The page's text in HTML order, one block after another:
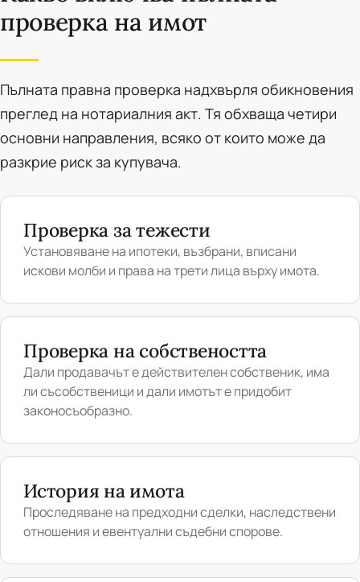
проверка на имот
Пълната правна проверка надхвърля обикновения
преглед на нотариалния акт. Тя обхваща четири
основни направления, всяко от които може да
разкрие риск за купувача.
Проверка за тежести
Установяване на ипотеки, възбрани, вписани
искови молби и права на трети лица върху имота.
Проверка на собствеността
Дали продавачът е действителен собственик, има
ли съсобственици и дали имотът е придобит
законосъобразно.
История на имота
Проследяване на предходни сделки, наследствени
отношения и евентуални съдебни спорове.